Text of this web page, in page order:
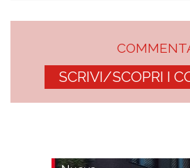
SCRIVI/SCOPRI I